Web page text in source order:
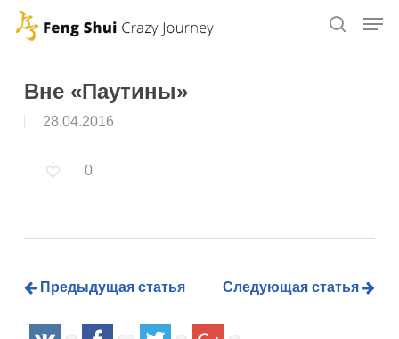
Skip
contentВне «Паутины»
28.04.2016
0
Предыдущая статья Следующая статья